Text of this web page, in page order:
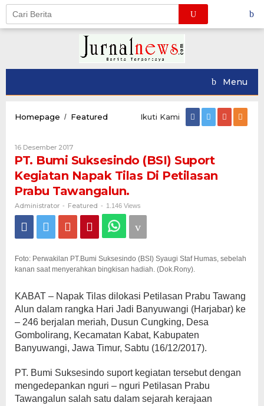
Skip
content
Menu
Homepage / Featured
Suport
Kegiatan
Napak
Tilas
Prabu
Tawangalun.
Ikuti Kami
16 Desember 2017Oleh
Administrator
PT. Bumi Suksesindo (BSI) Suport
Kegiatan Napak Tilas Di Petilasan
Prabu Tawangalun.
Administrator - Featured - 1.146 Views
Foto: Perwakilan PT.Bumi Suksesindo (BSI) Syaugi Staf Humas, sebelah
kanan saat menyerahkan bingkisan hadiah. (Dok.Rony).
KABAT – Napak Tilas dilokasi Petilasan Prabu Tawang
Alun dalam rangka Hari Jadi Banyuwangi (Harjabar) ke
– 246 berjalan meriah, Dusun Cungking, Desa
Gombolirang, Kecamatan Kabat, Kabupaten
Banyuwangi, Jawa Timur, Sabtu (16/12/2017).
PT. Bumi Suksesindo suport kegiatan tersebut dengan
mengedepankan nguri – nguri Petilasan Prabu
Tawangalun salah satu dalam sejarah kerajaan